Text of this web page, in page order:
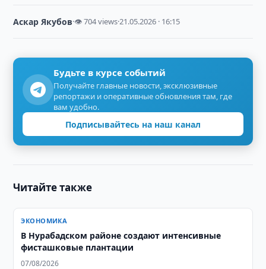
Аскар Якубов·👁 704 views·21.05.2026 · 16:15
Будьте в курсе событий
Получайте главные новости, эксклюзивные
репортажи и оперативные обновления там, где
вам удобно.
Подписывайтесь на наш канал
Читайте также
ЭКОНОМИКА
В Нурабадском районе создают интенсивные
фисташковые плантации
07/08/2026